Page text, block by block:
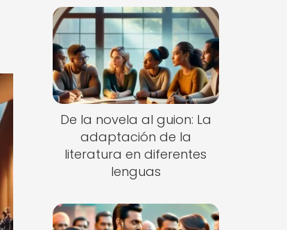
De la novela al guion: La
adaptación de la
literatura en diferentes
lenguas